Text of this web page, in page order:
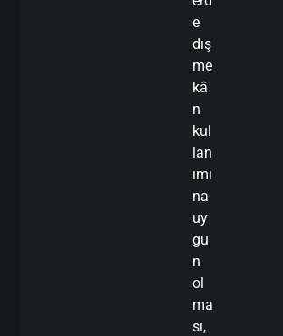
e
dış
me
kâ
n
kul
lan
ımı
na
uy
gu
n
ol
ma
sı,